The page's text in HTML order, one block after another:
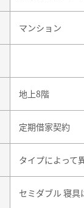
マンション
地上8階
定期借家契約
タイプによって
セミダブル 寝